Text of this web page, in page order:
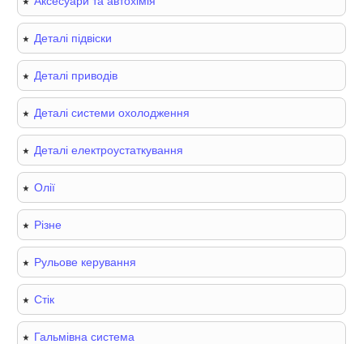
Деталі підвіски
Деталі приводів
Деталі системи охолодження
Деталі електроустаткування
Олії
Різне
Рульове керування
Стік
Гальмівна система